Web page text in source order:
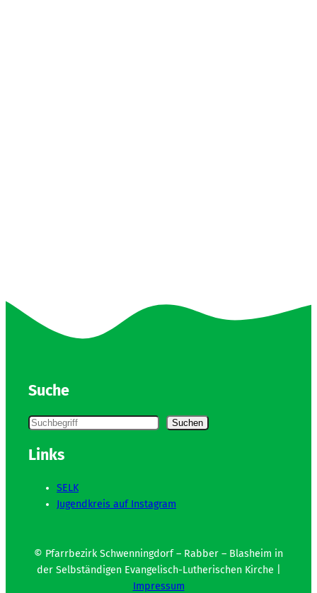
Suche
S
u
c
h
Suchen
Links
SELK
Jugendkreis auf Instagram
© Pfarrbezirk Schwenningdorf – Rabber – Blasheim in
der Selbständigen Evangelisch-Lutherischen Kirche |
Impressum